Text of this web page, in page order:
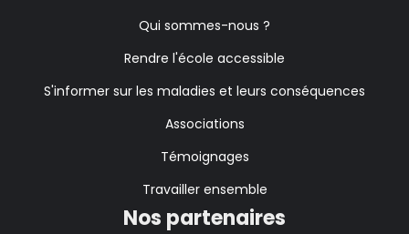
Qui sommes-nous ?
Rendre l'école accessible
S'informer sur les maladies et leurs conséquences
Associations
Témoignages
Travailler ensemble
Nos partenaires